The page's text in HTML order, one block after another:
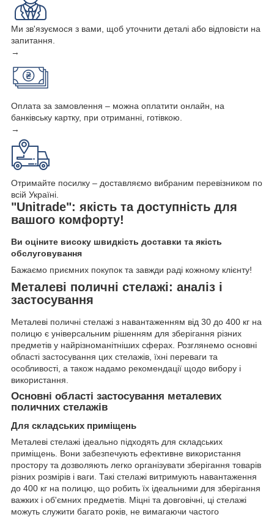
Ми зв'язуємося з вами, щоб уточнити деталі або відповісти на
запитання.
→
Оплата за замовлення – можна оплатити онлайн, на
банківську картку, при отриманні, готівкою.
→
Отримайте посилку – доставляємо вибраним перевізником по
всій Україні.
"Unitrade": якість та доступність для
вашого комфорту!
Ви оціните високу швидкість доставки та якість
обслуговування
Бажаємо приємних покупок та завжди раді кожному клієнту!
Металеві поличні стелажі: аналіз і
застосування
Металеві поличні стелажі з навантаженням від 30 до 400 кг на
полицю є універсальним рішенням для зберігання різних
предметів у найрізноманітніших сферах. Розглянемо основні
області застосування цих стелажів, їхні переваги та
особливості, а також надамо рекомендації щодо вибору і
використання.
Основні області застосування металевих
поличних стелажів
Для складських приміщень
Металеві стелажі ідеально підходять для складських
приміщень. Вони забезпечують ефективне використання
простору та дозволяють легко організувати зберігання товарів
різних розмірів і ваги. Такі стелажі витримують навантаження
до 400 кг на полицю, що робить їх ідеальними для зберігання
важких і об'ємних предметів. Міцні та довговічні, ці стелажі
можуть служити багато років, не вимагаючи частого